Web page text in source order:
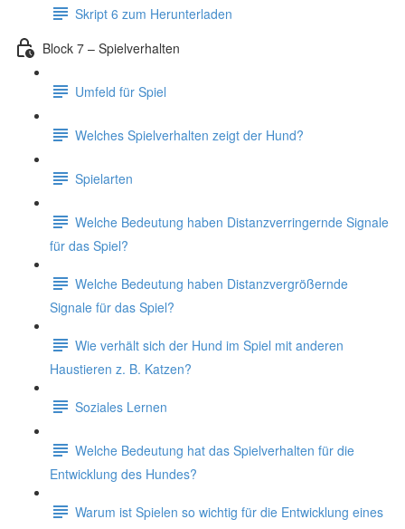
Skript 6 zum Herunterladen
Block 7 – Spielverhalten
Umfeld für Spiel
Welches Spielverhalten zeigt der Hund?
Spielarten
Welche Bedeutung haben Distanzverringernde Signale
für das Spiel?
Welche Bedeutung haben Distanzvergrößernde
Signale für das Spiel?
Wie verhält sich der Hund im Spiel mit anderen
Haustieren z. B. Katzen?
Soziales Lernen
Welche Bedeutung hat das Spielverhalten für die
Entwicklung des Hundes?
Warum ist Spielen so wichtig für die Entwicklung eines